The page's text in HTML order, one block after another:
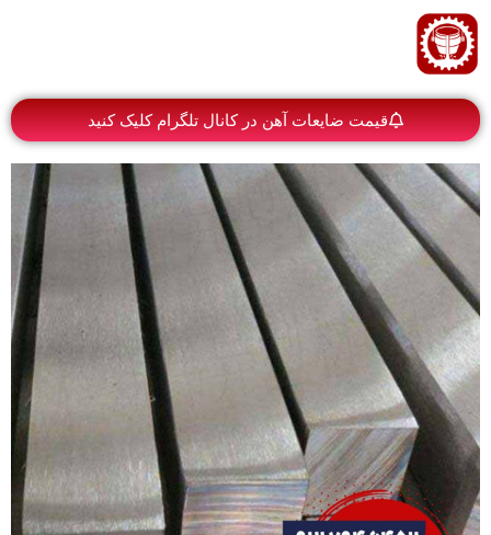
قیمت ضایعات آهن در کانال تلگرام کلیک کنید